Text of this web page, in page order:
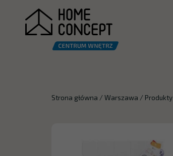
Strona główna /Warszawa /Produkty